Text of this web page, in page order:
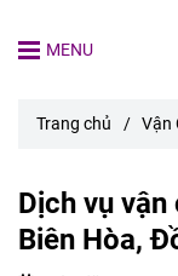
MENU
Trang chủ / Vận
Dịch vụ vận
Biên Hòa,